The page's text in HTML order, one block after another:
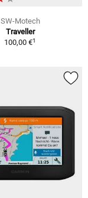
SW-Motech
Traveller
100,00 €1